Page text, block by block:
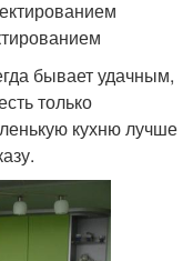
бывает удачным,
только
кухню лучше